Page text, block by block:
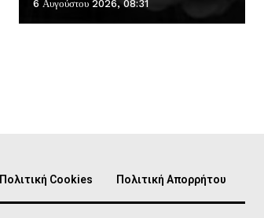
6 Αυγούστου 2026, 08:31
Πολιτική Cookies Πολιτική Απορρήτου